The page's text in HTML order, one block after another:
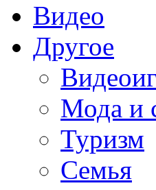
Видео
Другое
Мода и
Туризм
Семья